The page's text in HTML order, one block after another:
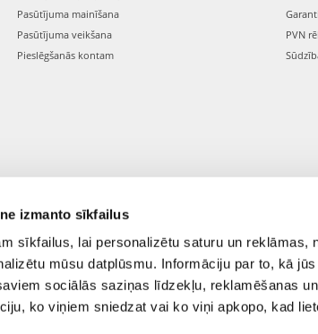
izmanto sīkfailus
sīkfailus, lai personalizētu saturu un reklāmas,
mūsu datplūsmu. Informāciju par to, kā
sociālās saziņas līdzekļu, reklamēšanas
ko viņiem sniedzat vai ko viņi apkopo, kad
Pasūtījuma mainīšana
Pasūtījuma veikšana
Pieslēgšanās kontam
PVN